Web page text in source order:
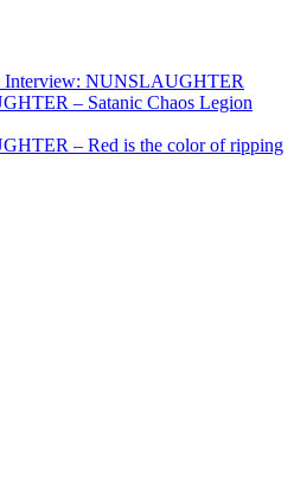
Interview: NUNSLAUGHTER
– Satanic Chaos Legion
– Red is the color of ripping